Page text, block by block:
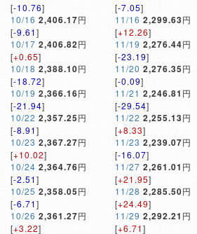
[-10.76]
10/16 2,406.17円
[-9.61]
10/17 2,406.82円
[+0.65]
10/18 2,388.10円
[-18.72]
10/19 2,366.16円
[-21.94]
10/22 2,357.25円
[-8.91]
10/23 2,367.27円
[+10.02]
10/24 2,364.76円
[-2.51]
10/25 2,358.05円
[-6.71]
10/26 2,361.27円
[+3.22]
[-7.05]
11/16 2,299.63円
[+12.26]
11/19 2,276.44円
[-23.19]
11/20 2,276.35円
[-0.09]
11/21 2,246.81 円
[-29.54]
11/22 2,255.13円
[+8.33]
11/23 2,239.07円
[-16.07]
11/27 2,261.01 円
[+21.95]
11/28 2,285.50円
[+24.49]
11/29 2,292.21 円
[+6.71]